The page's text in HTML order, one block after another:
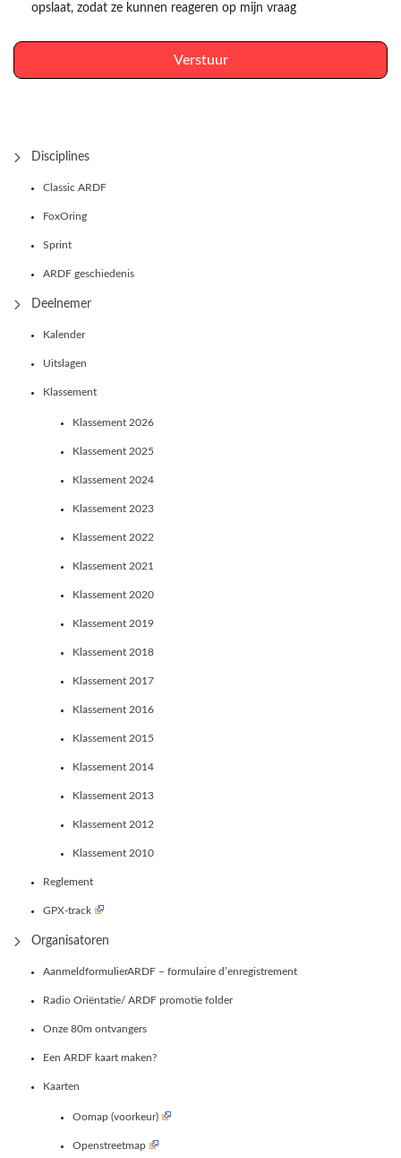
opslaat, zodat ze kunnen reageren op mijn vraag
Verstuur
Disciplines
Classic ARDF
FoxOring
Sprint
ARDF geschiedenis
Deelnemer
Kalender
Uitslagen
Klassement
Klassement 2026
Klassement 2025
Klassement 2024
Klassement 2023
Klassement 2022
Klassement 2021
Klassement 2020
Klassement 2019
Klassement 2018
Klassement 2017
Klassement 2016
Klassement 2015
Klassement 2014
Klassement 2013
Klassement 2012
Klassement 2010
Reglement
GPX-track
Organisatoren
AanmeldformulierARDF – formulaire d’enregistrement
Radio Oriëntatie/ ARDF promotie folder
Onze 80m ontvangers
Een ARDF kaart maken?
Kaarten
Oomap (voorkeur)
Openstreetmap